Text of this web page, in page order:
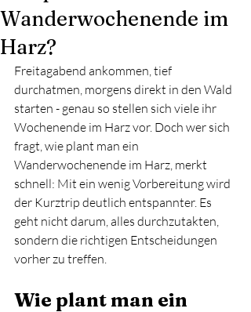
Wanderwochenende im
Harz?
Freitagabend ankommen, tief
durchatmen, morgens direkt in den Wald
starten - genau so stellen sich viele ihr
Wochenende im Harz vor. Doch wer sich
fragt, wie plant man ein
Wanderwochenende im Harz, merkt
schnell: Mit ein wenig Vorbereitung wird
der Kurztrip deutlich entspannter. Es
geht nicht darum, alles durchzutakten,
sondern die richtigen Entscheidungen
vorher zu treffen.
Wie plant man ein